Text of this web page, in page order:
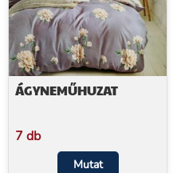
ÁGYNEMŰHUZAT
7 db
Mutat